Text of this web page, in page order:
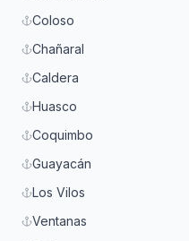
Coloso
Chañaral
Caldera
Huasco
Coquimbo
Guayacán
Los Vilos
Ventanas